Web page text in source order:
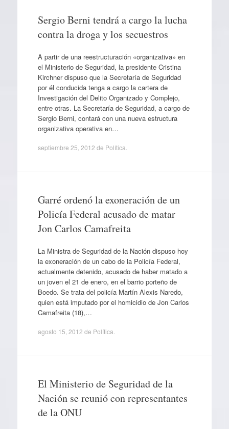
Sergio Berni tendrá a cargo la lucha
contra la droga y los secuestros
A partir de una reestructuración «organizativa» en
el Ministerio de Seguridad, la presidente Cristina
Kirchner dispuso que la Secretaría de Seguridad
por él conducida tenga a cargo la cartera de
Investigación del Delito Organizado y Complejo,
entre otras. La Secretaría de Seguridad, a cargo de
Sergio Berni, contará con una nueva estructura
organizativa operativa en…
septiembre 25, 2012 de Política
Garré ordenó la exoneración de un
Policía Federal acusado de matar
Jon Carlos Camafreita
La Ministra de Seguridad de la Nación dispuso hoy
la exoneración de un cabo de la Policía Federal,
actualmente detenido, acusado de haber matado a
un joven el 21 de enero, en el barrio porteño de
Boedo. Se trata del policía Martín Alexis Naredo,
quien está imputado por el homicidio de Jon Carlos
Camafreita (18),…
agosto 15, 2012 de Política
El Ministerio de Seguridad de la
Nación se reunió con representantes
de la ONU